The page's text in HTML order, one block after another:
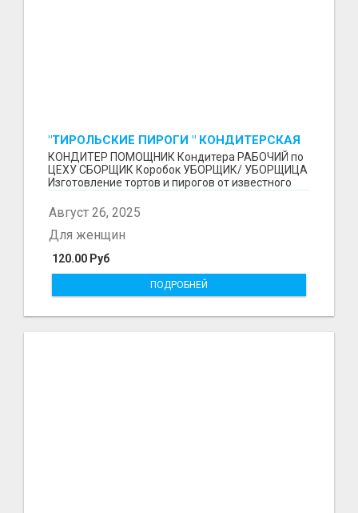
"ТИРОЛЬСКИЕ ПИРОГИ " КОНДИТЕРСКАЯ
ФАБРИКА "КРУГ "
КОНДИТЕР ПОМОЩНИК Кондитера РАБОЧИЙ по
ЦЕХУ СБОРЩИК Коробок УБОРЩИК/ УБОРЩИЦА
Изготовление тортов и пирогов от известного
Август 26, 2025
120.00 Руб
Для женщин
ПОДРОБНЕЙ